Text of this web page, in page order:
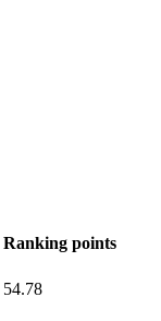
Ranking points
54.78